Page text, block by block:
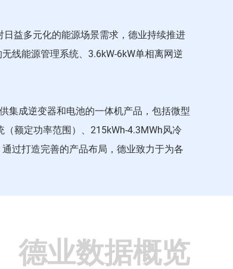
益多元化的能源场景需求，德业持续推进
线能源管理系统、3.6kW-6kW单相离网逆
集成逆变器和电池的一体机产品，包括微型
额定功率范围）、215kWh-4.3MWh风冷
过打造完善的产品布局，德业致力于为各
德业数据概览